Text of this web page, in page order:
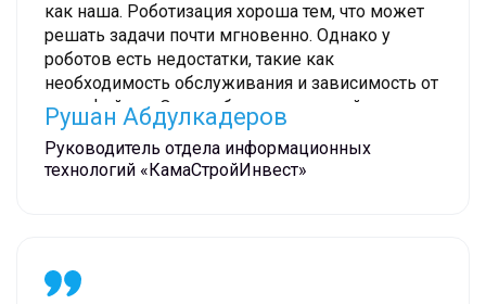
как наша. Роботизация хороша тем, что может
решать задачи почти мгновенно. Однако у
роботов есть недостатки, такие как
необходимость обслуживания и зависимость от
интерфейсов. Они требуют постоянной
поддержки. Хотелось бы отметить высокий
профессионализм Sherpa RPA и быструю
скорость внедрения их решений
Рушан Абдулкадеров
Руководитель отдела информационных
технологий «КамаСтройИнвест»